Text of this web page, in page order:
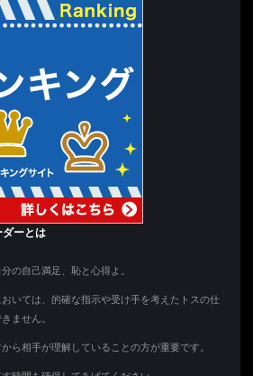
ーとは
の自己満足、恥と心得よ。
いては、的確な指示や受け手を考えたトスの仕
ません。
ら相手が理解していることの方が重要です。